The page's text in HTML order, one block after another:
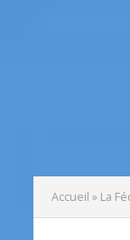
Accueil » La